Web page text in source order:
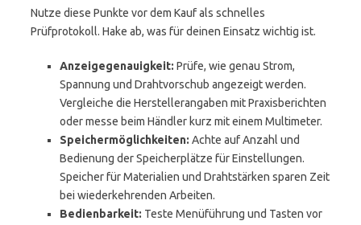
Nutze diese Punkte vor dem Kauf als schnelles
Prüfprotokoll. Hake ab, was für deinen Einsatz wichtig ist.
Anzeigegenauigkeit: Prüfe, wie genau Strom,
Spannung und Drahtvorschub angezeigt werden.
Vergleiche die Herstellerangaben mit Praxisberichten
oder messe beim Händler kurz mit einem Multimeter.
Speichermöglichkeiten: Achte auf Anzahl und
Bedienung der Speicherplätze für Einstellungen.
Speicher für Materialien und Drahtstärken sparen Zeit
bei wiederkehrenden Arbeiten.
Bedienbarkeit: Teste Menüführung und Tasten vor